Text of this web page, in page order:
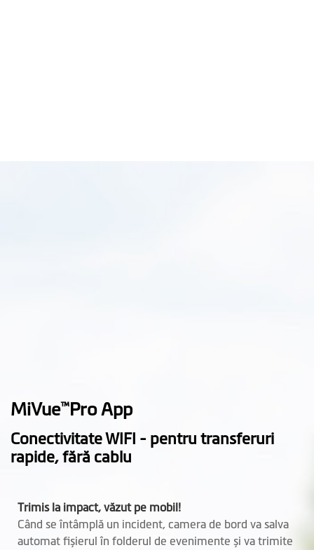
MiVue™Pro App
Conectivitate WIFI - pentru transferuri
rapide, fără cablu
Trimis la impact, văzut pe mobil!
Când se întâmplă un incident, camera de bord va salva
automat fișierul în folderul de evenimente și va trimite